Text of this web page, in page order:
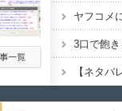
ヤフコメ
3口で飽
【ネタ